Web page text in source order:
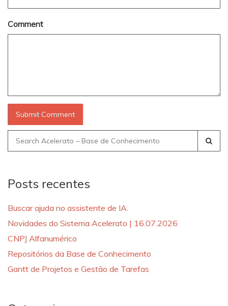
Comment
Search
for:
Posts recentes
Buscar ajuda no assistente de IA.
Novidades do Sistema Acelerato | 16.07.2026
CNPJ Alfanumérico
Repositórios da Base de Conhecimento
Gantt de Projetos e Gestão de Tarefas